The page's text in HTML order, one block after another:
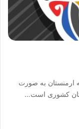
ارمنستان به صورت
کشوری است…